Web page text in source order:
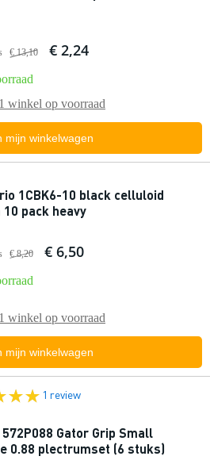
€ 13,10 € 2,24
1 winkel op voorraad
mijn winkelwagen
1CBK6-10 black celluloid
pack heavy
€ 8,20 € 6,50
1 winkel op voorraad
mijn winkelwagen
1 review
Gator Grip Small
0.88 plectrumset (6 stuks)